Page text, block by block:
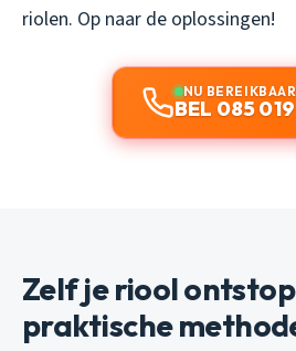
riolen. Op naar de oplossingen!
NU BEREIKBAAR
BEL 085
Zelf je riool
praktische